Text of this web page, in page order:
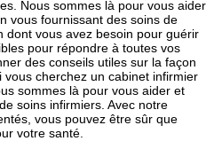
Nous sommes là pour vous aider
vous fournissant des soins de
dont vous avez besoin pour guérir
pour répondre à toutes vos
des conseils utiles sur la façon
cherchez un cabinet infirmier
sommes là pour vous aider et
soins infirmiers. Avec notre
vous pouvez être sûr que
votre santé.